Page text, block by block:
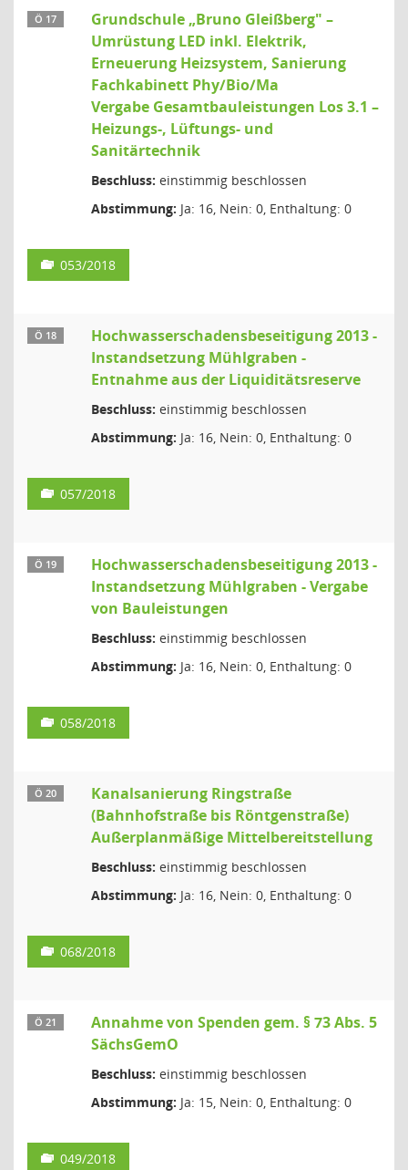
Ö 17
Grundschule „Bruno Gleißberg" –
Umrüstung LED inkl. Elektrik,
Erneuerung Heizsystem, Sanierung
Fachkabinett Phy/Bio/Ma
Vergabe Gesamtbauleistungen Los 3.1 –
Heizungs-, Lüftungs- und
Sanitärtechnik
Beschluss: einstimmig beschlossen
Abstimmung: Ja: 16, Nein: 0, Enthaltung: 0
053/2018
Ö 18
Hochwasserschadensbeseitigung 2013 -
Instandsetzung Mühlgraben -
Entnahme aus der Liquiditätsreserve
Beschluss: einstimmig beschlossen
Abstimmung: Ja: 16, Nein: 0, Enthaltung: 0
057/2018
Ö 19
Hochwasserschadensbeseitigung 2013 -
Instandsetzung Mühlgraben - Vergabe
von Bauleistungen
Beschluss: einstimmig beschlossen
Abstimmung: Ja: 16, Nein: 0, Enthaltung: 0
058/2018
Ö 20
Kanalsanierung Ringstraße
(Bahnhofstraße bis Röntgenstraße)
Außerplanmäßige Mittelbereitstellung
Beschluss: einstimmig beschlossen
Abstimmung: Ja: 16, Nein: 0, Enthaltung: 0
068/2018
Ö 21
Annahme von Spenden gem. § 73 Abs. 5
SächsGemO
Beschluss: einstimmig beschlossen
Abstimmung: Ja: 15, Nein: 0, Enthaltung: 0
049/2018